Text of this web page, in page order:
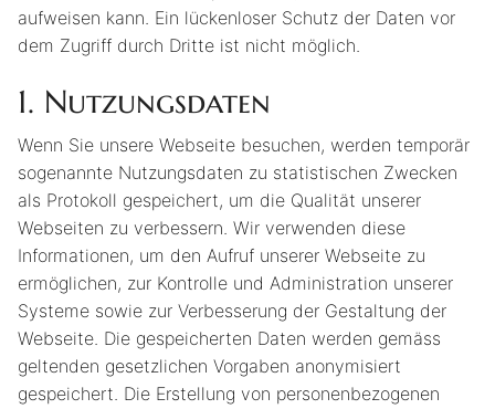
WORKATION
aufweisen kann. Ein lückenloser Schutz der Daten vor
dem Zugriff durch Dritte ist nicht möglich.
1. Nutzungsdaten
Wenn Sie unsere Webseite besuchen, werden temporär
sogenannte Nutzungsdaten zu statistischen Zwecken
als Protokoll gespeichert, um die Qualität unserer
Webseiten zu verbessern. Wir verwenden diese
Informationen, um den Aufruf unserer Webseite zu
ermöglichen, zur Kontrolle und Administration unserer
Systeme sowie zur Verbesserung der Gestaltung der
Webseite. Die gespeicherten Daten werden gemäss
geltenden gesetzlichen Vorgaben anonymisiert
gespeichert. Die Erstellung von personenbezogenen